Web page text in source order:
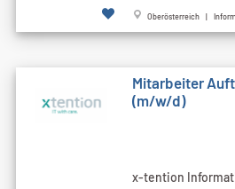
Oberösterreich |
Mitarbeiter
(m/w/d)
x-tention